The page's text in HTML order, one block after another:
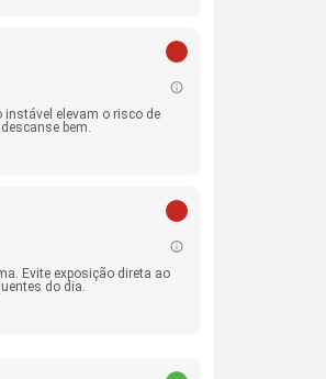
instável elevam o risco de
bem.
Evite exposição direta ao
do dia.